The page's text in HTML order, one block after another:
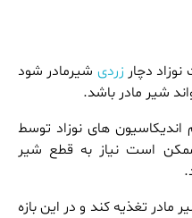
دچار زردی شیرمادر شود
شیر مادر باشد.
های نوزاد توسط
است نیاز به قطع شیر
مادر تغذیه کند و در این بازه